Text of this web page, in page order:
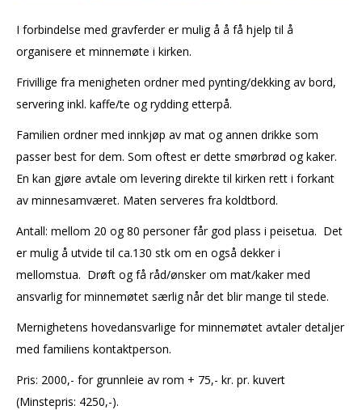
I forbindelse med gravferder er mulig å å få hjelp til å
organisere et minnemøte i kirken.
Frivillige fra menigheten ordner med pynting/dekking av bord,
servering inkl. kaffe/te og rydding etterpå.
Familien ordner med innkjøp av mat og annen drikke som
passer best for dem. Som oftest er dette smørbrød og kaker.
En kan gjøre avtale om levering direkte til kirken rett i forkant
av minnesamværet. Maten serveres fra koldtbord.
Antall: mellom 20 og 80 personer får god plass i peisetua. Det
er mulig å utvide til ca.130 stk om en også dekker i
mellomstua. Drøft og få råd/ønsker om mat/kaker med
ansvarlig for minnemøtet særlig når det blir mange til stede.
Mernighetens hovedansvarlige for minnemøtet avtaler detaljer
med familiens kontaktperson.
Pris: 2000,- for grunnleie av rom + 75,- kr. pr. kuvert
(Minstepris: 4250,-).